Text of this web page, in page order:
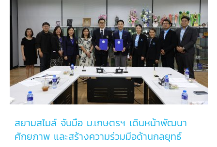
สยามสไมล์ จับมือ ม.เกษตรฯ เดินหน้าพัฒนา
ศักยภาพ และสร้างความร่วมมือด้านกลยุทธ์